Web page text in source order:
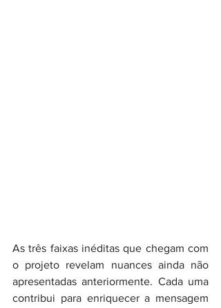
As três faixas inéditas que chegam com
o projeto revelam nuances ainda não
apresentadas anteriormente. Cada uma
contribui para enriquecer a mensagem